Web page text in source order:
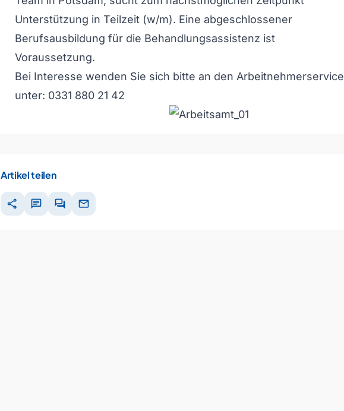
Unterstützung in Teilzeit (w/m). Eine abgeschlossener
Berufsausbildung für die Behandlungsassistenz ist
Voraussetzung.
Bei Interesse wenden Sie sich bitte an den Arbeitnehmerservice
unter: 0331 880 21 42
Artikel teilen
share chat forum mail